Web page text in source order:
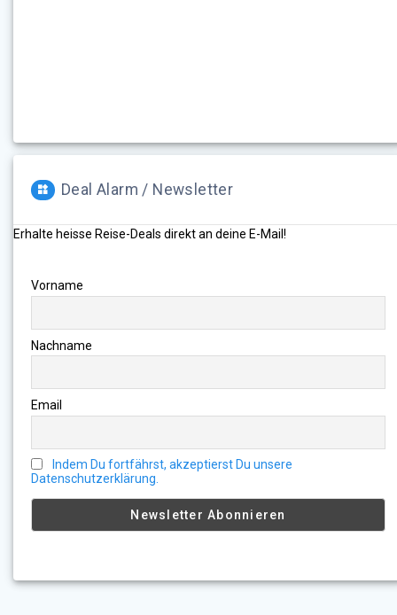
Deal Alarm / Newsletter
Erhalte heisse Reise-Deals direkt an deine E-Mail!
Vorname
Nachname
Email
Indem Du fortfährst, akzeptierst Du unsere
Datenschutzerklärung.